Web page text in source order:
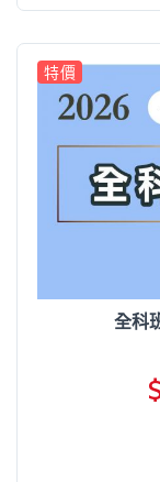
特價
全科